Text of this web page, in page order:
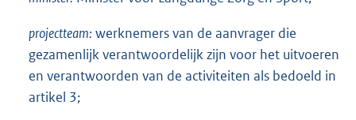
projectteam: werknemers van de aanvrager die
gezamenlijk verantwoordelijk zijn voor het uitvoeren
en verantwoorden van de activiteiten als bedoeld in
artikel 3;